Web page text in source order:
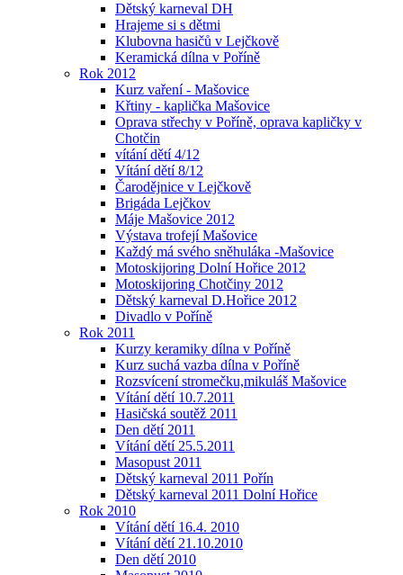
Dětský karneval DH
Hrajeme si s dětmi
Klubovna hasičů v Lejčkově
Keramická dílna v Poříně
Rok 2012
Kurz vaření - Mašovice
Křtiny - kaplička Mašovice
Oprava střechy v Poříně, oprava kapličky v
Chotčin
vítání dětí 4/12
Vítání dětí 8/12
Čarodějnice v Lejčkově
Brigáda Lejčkov
Máje Mašovice 2012
Výstava trofejí Mašovice
Každý má svého sněhuláka -Mašovice
Motoskijoring Dolní Hořice 2012
Motoskijoring Chotčiny 2012
Dětský karneval D.Hořice 2012
Divadlo v Poříně
Rok 2011
Kurzy keramiky dílna v Poříně
Kurz suchá vazba dílna v Poříně
Rozsvícení stromečku,mikuláš Mašovice
Vítání dětí 10.7.2011
Hasičská soutěž 2011
Den dětí 2011
Vítání dětí 25.5.2011
Masopust 2011
Dětský karneval 2011 Pořín
Dětský karneval 2011 Dolní Hořice
Rok 2010
Vítání dětí 16.4. 2010
Vítání dětí 21.10.2010
Den dětí 2010